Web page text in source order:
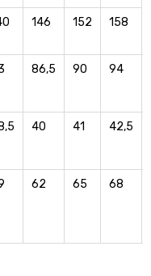
146 152 158
86,5 90 94
40 41 42,5
62 65 68